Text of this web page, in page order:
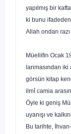
yapılmış bir
ki bunu
Allah ondan razı
Müellifin Ocak
lanmasından
görsün kitap
ilmî camia
Öyle ki geniş
uyanışı ve
Bu tarihte,